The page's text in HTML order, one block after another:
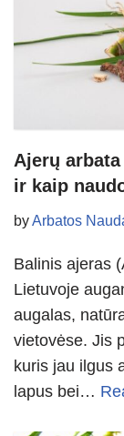
Ajerų
ir kaip
byArbatos
Balinis ajeras
Lietuvoje
augalas,
vietovėse. Jis
kuris jau ilgus
lapus bei…